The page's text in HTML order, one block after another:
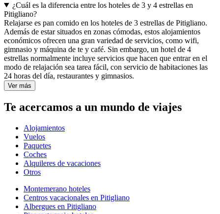
¿Cuál es la diferencia entre los hoteles de 3 y 4 estrellas en
Pitigliano?
Relajarse es pan comido en los hoteles de 3 estrellas de Pitigliano.
Además de estar situados en zonas cómodas, estos alojamientos
económicos ofrecen una gran variedad de servicios, como wifi,
gimnasio y máquina de te y café. Sin embargo, un hotel de 4
estrellas normalmente incluye servicios que hacen que entrar en el
modo de relajación sea tarea fácil, con servicio de habitaciones las
24 horas del día, restaurantes y gimnasios.
Ver más
Te acercamos a un mundo de viajes
Alojamientos
Vuelos
Paquetes
Coches
Alquileres de vacaciones
Otros
Montemerano hoteles
Centros vacacionales en Pitigliano
Albergues en Pitigliano